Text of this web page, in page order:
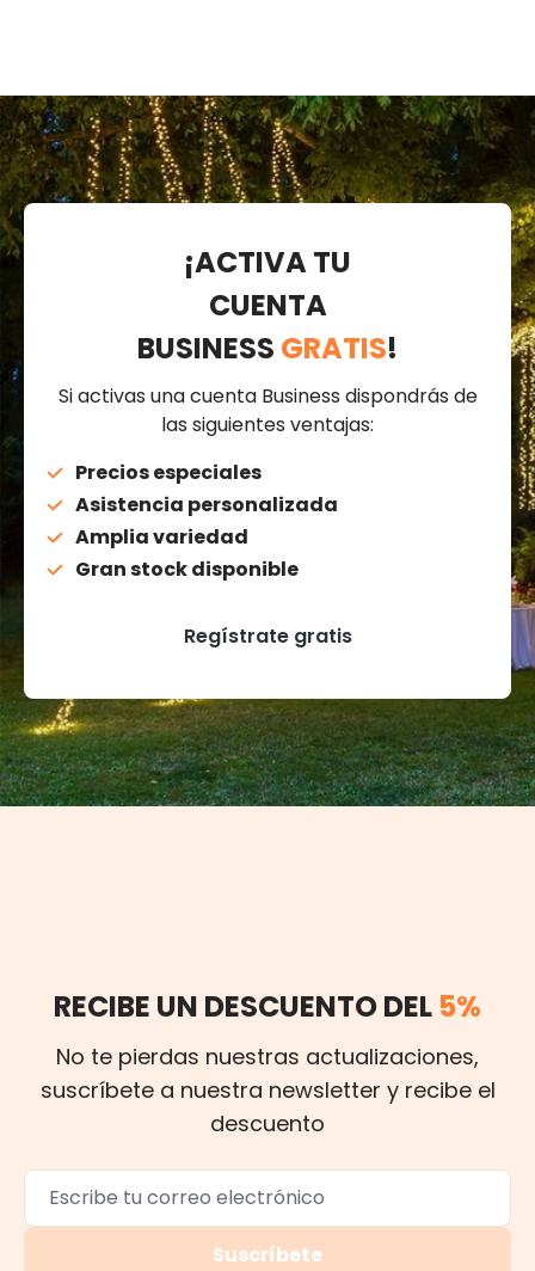
¡ACTIVA TU
CUENTA
BUSINESS GRATIS!
Si activas una cuenta Business dispondrás de
las siguientes ventajas:
Precios especiales
Asistencia personalizada
Amplia variedad
Gran stock disponible
Regístrate gratis
RECIBE UN DESCUENTO DEL 5%
No te pierdas nuestras actualizaciones,
suscríbete a nuestra newsletter y recibe el
descuento
Suscríbete